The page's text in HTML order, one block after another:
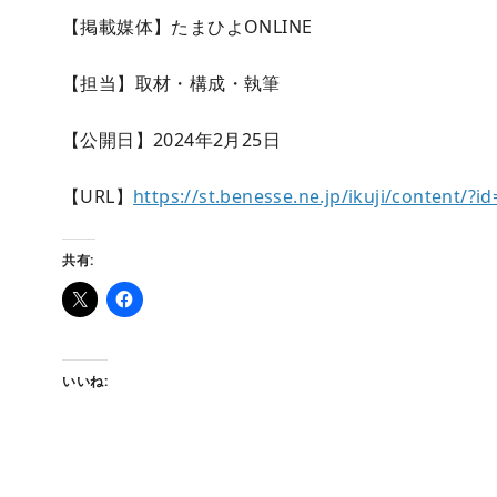
【掲載媒体】たまひよONLINE
【担当】取材・構成・執筆
【公開日】2024年2月25日
【URL】 https://st.benesse.ne.jp/ikuji/content/
共有:
いいね: